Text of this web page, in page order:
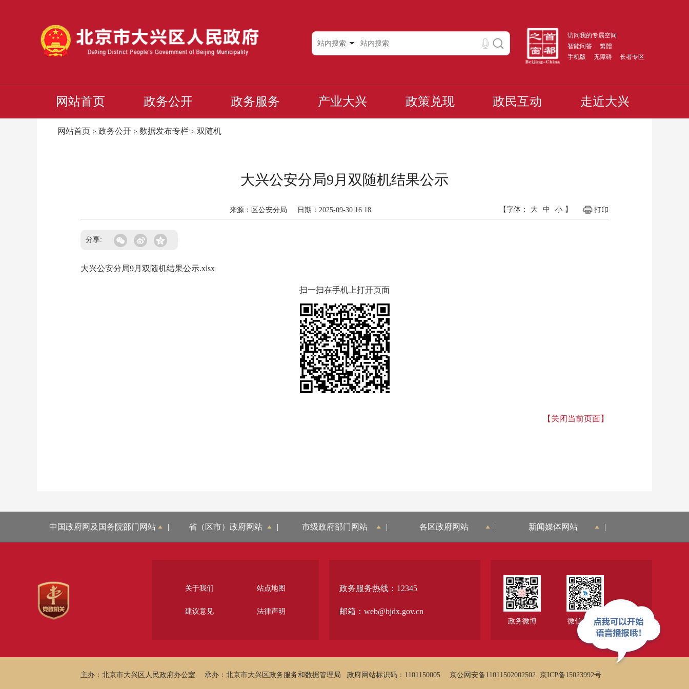
访问我的专属空间
智能问答
繁體
手机版
无障碍 长者专区
站内搜索
网站首页 政务公开 政务服务 产业大兴 政策兑现 政民互动 走近大兴
网站首页 > 政务公开 > 数据发布专栏 > 双随机
大兴公安分局9月双随机结果公示
来源：区公安分局 日期：2025-09-30 16:18 打印
【字体： 大 中 小 】
分享:
大兴公安分局9月双随机结果公示.xlsx
扫一扫在手机上打开页面
【关闭当前页面】
中国政府网及国务院部门网站 | 省（区市）政府网站 | 市级政府部门网站 | 各区政府网站 | 新闻媒体网站 |
关于我们 站点地图
建议意见 法律声明
政务服务热线：12345
邮箱：web@bjdx.gov.cn
政务微博 微信公众号
主办：北京市大兴区人民政府办公室 承办：北京市大兴区政务服务和数据管理局 政府网站标识码：1101150005 京公网安备11011502002502 京ICP备15023992号